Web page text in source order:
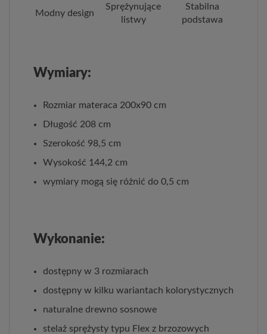
Modny design
Sprężynujące
listwy
Stabilna
podstawa
Wymiary:
Rozmiar materaca 200x90 cm
Długość 208 cm
Szerokość 98,5 cm
Wysokość 144,2 cm
wymiary mogą się różnić do 0,5 cm
Wykonanie:
dostępny w 3 rozmiarach
dostępny w kilku wariantach kolorystycznych
naturalne drewno sosnowe
stelaż sprężysty typu Flex z brzozowych